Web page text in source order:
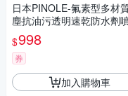
日本PINOLE-氟素型多材
塵抗油污透明速乾防水劑噴
20ml/罐(鞋包衣物保護劑,沙
套織品保養隔水防髒)
$998
券
加入購物車